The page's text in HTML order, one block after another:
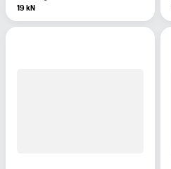
19 kN